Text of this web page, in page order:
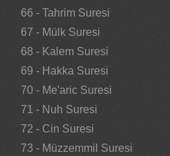
66 - Tahrim Suresi
67 - Mülk Suresi
68 - Kalem Suresi
69 - Hakka Suresi
70 - Me'aric Suresi
71 - Nuh Suresi
72 - Cin Suresi
73 - Müzzemmil Suresi